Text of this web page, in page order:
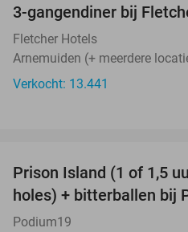
3-gangendiner bij
Fletcher Hotels
Arnemuiden (+ meerdere
Verkocht: 13.441
Prison Island (1 of 1,5
holes) + bitterballen bij
Podium19